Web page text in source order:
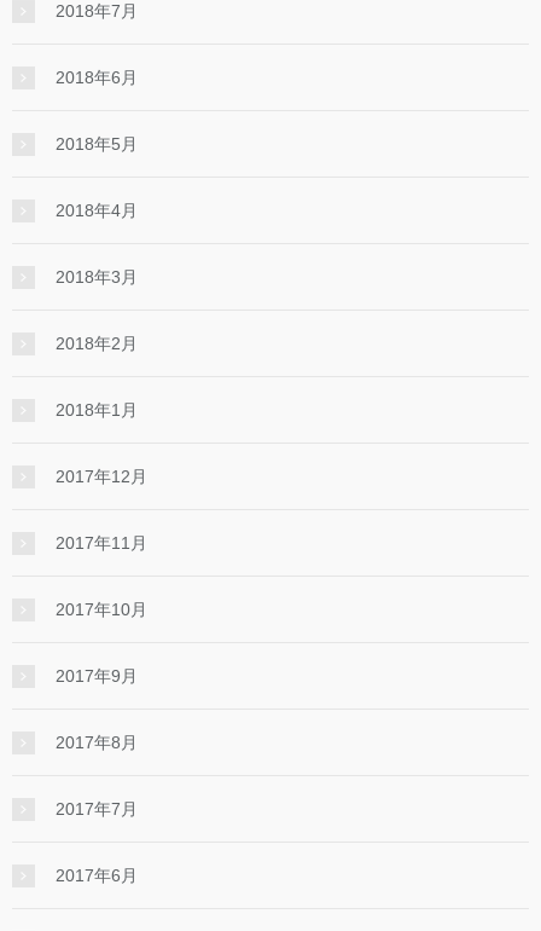
2018年7月
2018年6月
2018年5月
2018年4月
2018年3月
2018年2月
2018年1月
2017年12月
2017年11月
2017年10月
2017年9月
2017年8月
2017年7月
2017年6月